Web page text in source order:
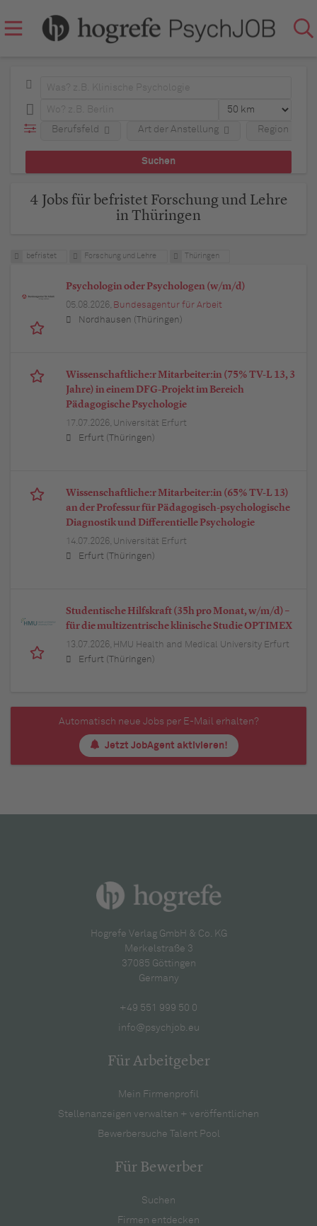
Berufsfeld Art der Anstellung Region
4 Jobs für befristet Forschung und Lehre
in Thüringen
befristet Forschung und Lehre Thüringen
Psychologin oder Psychologen (w/m/d)
05.08.2026, Bundesagentur für Arbeit
Nordhausen (Thüringen)
Wissenschaftliche:r Mitarbeiter:in (75% TV-L 13, 3
Jahre) in einem DFG-Projekt im Bereich
Pädagogische Psychologie
17.07.2026, Universität Erfurt
Erfurt (Thüringen)
Wissenschaftliche:r Mitarbeiter:in (65% TV-L 13)
an der Professur für Pädagogisch-psychologische
Diagnostik und Differentielle Psychologie
14.07.2026, Universität Erfurt
Erfurt (Thüringen)
Studentische Hilfskraft (35h pro Monat, w/m/d) –
für die multizentrische klinische Studie OPTIMEX
13.07.2026, HMU Health and Medical University Erfurt
Erfurt (Thüringen)
Automatisch neue Jobs per E-Mail erhalten?
Jetzt JobAgent aktivieren!
Hogrefe Verlag GmbH & Co. KG
Merkelstraße 3
37085 Göttingen
Germany
+49 551 999 50 0
info@psychjob.eu
Für Arbeitgeber
Mein Firmenprofil
Stellenanzeigen verwalten + veröffentlichen
Bewerbersuche Talent Pool
Für Bewerber
Suchen
Firmen entdecken